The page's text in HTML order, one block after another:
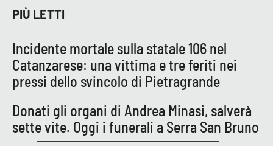
PIÙ LETTI
Incidente mortale sulla statale 106 nel
Catanzarese: una vittima e tre feriti nei
pressi dello svincolo di Pietragrande
Donati gli organi di Andrea Minasi, salverà
sette vite. Oggi i funerali a Serra San Bruno